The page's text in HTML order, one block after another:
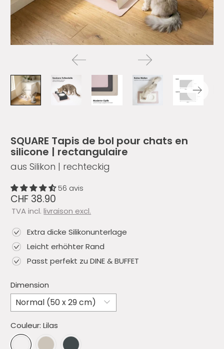
SQUARE Tapis de bol pour chats en
silicone | rectangulaire
aus Silikon | rechteckig
56 avis
CHF 38.90
TVA incl.livraison excl.
Extra dicke Silikonunterlage
Leicht erhöhter Rand
Passt perfekt zu DINE & BUFFET
Dimension
Couleur:Lilas